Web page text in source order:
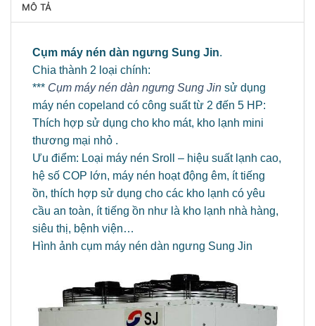
MÔ TẢ
Cụm máy nén dàn ngưng Sung Jin.
Chia thành 2 loại chính:
*** Cụm máy nén dàn ngưng Sung Jin sử dụng
máy nén copeland có công suất từ 2 đến 5 HP:
Thích hợp sử dụng cho kho mát, kho lạnh mini
thương mại nhỏ .
Ưu điểm: Loại máy nén Sroll – hiệu suất lạnh cao,
hệ số COP lớn, máy nén hoạt động êm, ít tiếng
ồn, thích hợp sử dụng cho các kho lạnh có yêu
cầu an toàn, ít tiếng ồn như là kho lạnh nhà hàng,
siêu thị, bệnh viện…
Hình ảnh cụm máy nén dàn ngưng Sung Jin